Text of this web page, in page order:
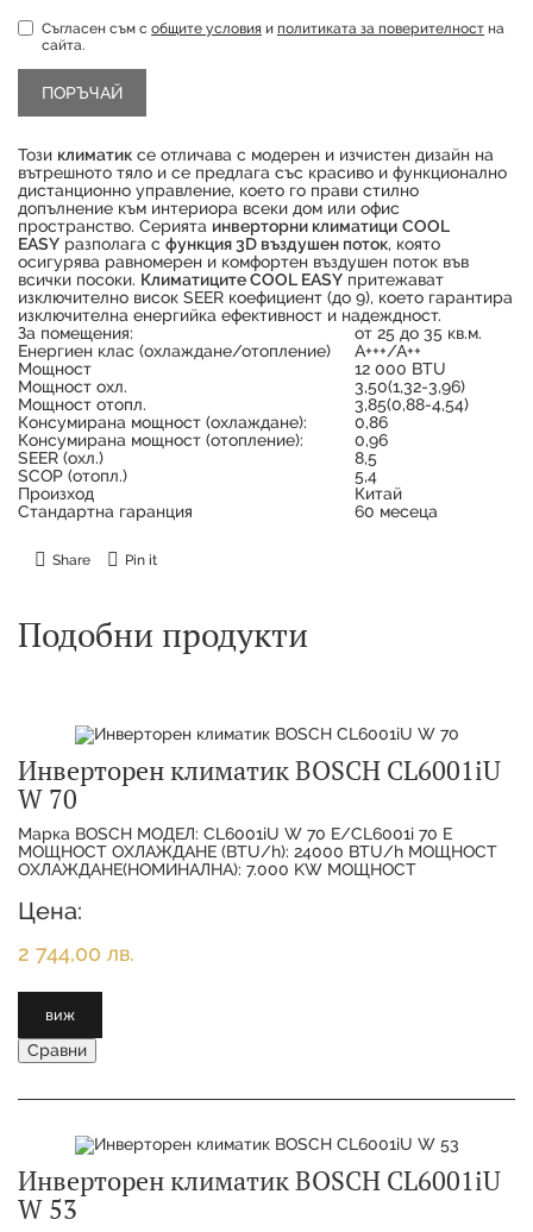
Продуктът е успешно добавен в количката
Съгласен съм с общите условия и политиката за поверителност на
сайта.
Този климатик се отличава с модерен и изчистен дизайн на
вътрешното тяло и се предлага със красиво и функционално
дистанционно управление, което го прави стилно
допълнение към интериора всеки дом или офис
пространство. Серията инверторни климатици COOL
EASY разполага с функция 3D въздушен поток, която
осигурява равномерен и комфортен въздушен поток във
всички посоки. Климатиците COOL EASY притежават
изключително висок SEER коефициент (до 9), което гарантира
изключителна енергийка ефективност и надеждност.
За помещения:
от 25 до 35 кв.м.
Енергиен клас (охлаждане/отопление)
А+++/А++
Мощност
12 000 BTU
Мощност охл.
3,50(1,32-3,96)
Мощност отопл.
3,85(0,88-4,54)
Консумирана мощност (охлаждане):
0,86
Консумирана мощност (отопление):
0,96
SEER (охл.)
8,5
SCOP (отопл.)
5,4
Произход
Китай
Стандартна гаранция
60 месеца
Share Pin it
Подобни продукти
Инверторен климатик BOSCH CL6001iU
W 70
Марка BOSCH МОДЕЛ: CL6001iU W 70 E/CL6001i 70 E
МОЩНОСТ ОХЛАЖДАНЕ (BTU/h): 24000 BTU/h МОЩНОСТ
ОХЛАЖДАНЕ(НОМИНАЛНА): 7.000 KW МОЩНОСТ
Цена:
2 744,00 лв.
виж
Сравни
Инверторен климатик BOSCH CL6001iU
W 53